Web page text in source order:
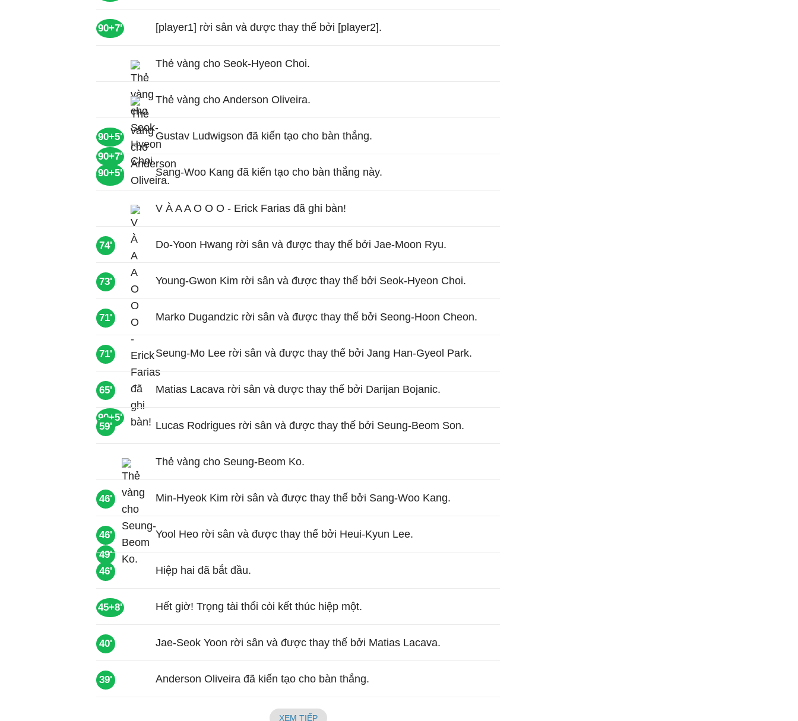
90+7' [player1] rời sân và được thay thế bởi [player2].
90+7'
Thẻ vàng cho Seok-Hyeon Choi.
90+7'
Thẻ vàng cho Anderson Oliveira.
90+5' Gustav Ludwigson đã kiến tạo cho bàn thắng.
90+5' Sang-Woo Kang đã kiến tạo cho bàn thắng này.
90+5'
V À A A O O O - Erick Farias đã ghi bàn!
74' Do-Yoon Hwang rời sân và được thay thế bởi Jae-Moon Ryu.
73' Young-Gwon Kim rời sân và được thay thế bởi Seok-Hyeon Choi.
71' Marko Dugandzic rời sân và được thay thế bởi Seong-Hoon Cheon.
71' Seung-Mo Lee rời sân và được thay thế bởi Jang Han-Gyeol Park.
65' Matias Lacava rời sân và được thay thế bởi Darijan Bojanic.
59' Lucas Rodrigues rời sân và được thay thế bởi Seung-Beom Son.
49'
Thẻ vàng cho Seung-Beom Ko.
46' Min-Hyeok Kim rời sân và được thay thế bởi Sang-Woo Kang.
46' Yool Heo rời sân và được thay thế bởi Heui-Kyun Lee.
46' Hiệp hai đã bắt đầu.
45+8' Hết giờ! Trọng tài thổi còi kết thúc hiệp một.
40' Jae-Seok Yoon rời sân và được thay thế bởi Matias Lacava.
39' Anderson Oliveira đã kiến tạo cho bàn thắng.
XEM TIẾP